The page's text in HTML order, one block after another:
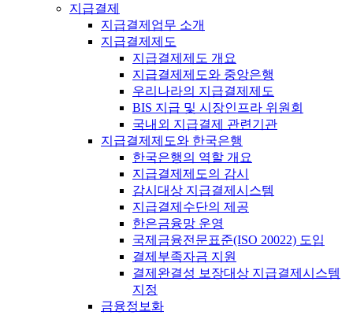
지급결제
지급결제업무 소개
지급결제제도
지급결제제도 개요
지급결제제도와 중앙은행
우리나라의 지급결제제도
BIS 지급 및 시장인프라 위원회
국내외 지급결제 관련기관
지급결제제도와 한국은행
한국은행의 역할 개요
지급결제제도의 감시
감시대상 지급결제시스템
지급결제수단의 제공
한은금융망 운영
국제금융전문표준(ISO 20022) 도입
결제부족자금 지원
결제완결성 보장대상 지급결제시스템
지정
금융정보화